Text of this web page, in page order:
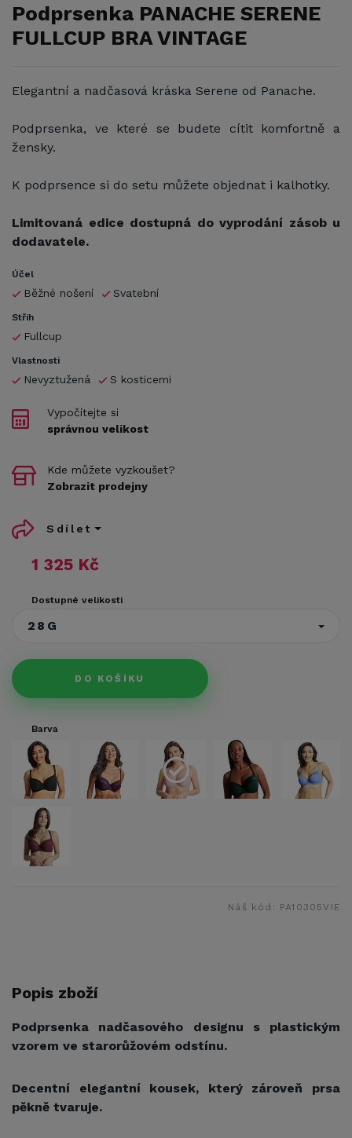
Podprsenka PANACHE SERENE
FULLCUP BRA VINTAGE
Elegantní a nadčasová kráska Serene od Panache.
Podprsenka, ve které se budete cítit komfortně a
žensky.
K podprsence si do setu můžete objednat i kalhotky.
Limitovaná edice dostupná do vyprodání zásob u
dodavatele.
Účel
Běžné nošení Svatební
Střih
Fullcup
Vlastnosti
Nevyztužená S kosticemi
1 325 Kč
Dostupné velikosti
28G
DO KOŠÍKU
Vypočítejte si
správnou velikost
Kde můžete vyzkoušet?
Zobrazit prodejny
Sdílet
Barva
Náš kód: PA10305VIE
Popis zboží
Podprsenka nadčasového designu s plastickým
vzorem ve starorůžovém odstínu.
Decentní elegantní kousek, který zároveň prsa
pěkně tvaruje.